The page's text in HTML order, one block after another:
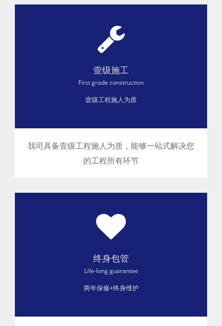
壹级施工
First grade construction
壹级工程施人为质
我司具备壹级工程施人为质 ，能够一站式解决您
的工程所有环节
终身包管
Life-long guarantee
两年保修+终身维护